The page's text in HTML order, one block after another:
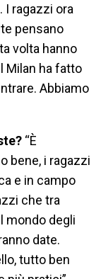
I ragazzi ora
pensano
volta hanno
Milan ha fatto
Abbiamo
“È
bene, i ragazzi
e in campo
che tra
mondo degli
date.
tutto ben